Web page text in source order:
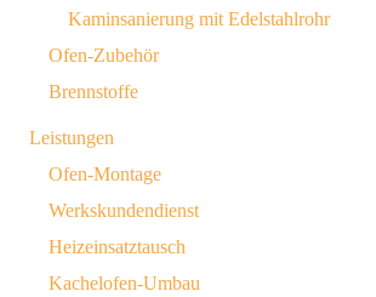
Kaminsanierung mit Edelstahlrohr
Ofen-Zubehör
Brennstoffe
Leistungen
Ofen-Montage
Werkskundendienst
Heizeinsatztausch
Kachelofen-Umbau